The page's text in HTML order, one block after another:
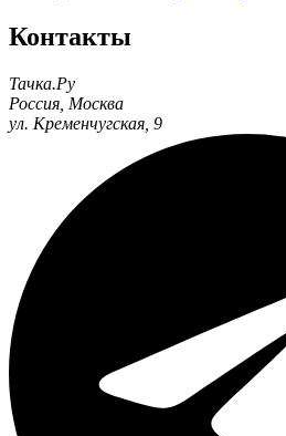
Контакты
Тачка.Ру
Россия Москва
ул. Кременчугская, 9